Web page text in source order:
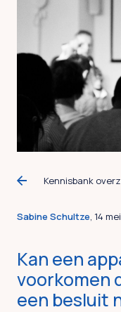
Kennisbank
Sabine Schultze, 14
Kan een
voorkomen
een besluit